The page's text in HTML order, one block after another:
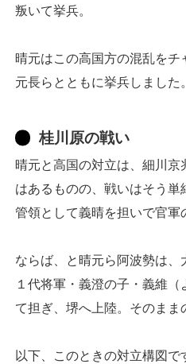
叛いて挙兵。
晴元はこの高国方の混乱を
元長らとともに挙兵しました。
桂川原の戦い
晴元と高国の対立は、細川
はあるものの、戦いはそう
管領として義晴を担いで官軍
ならば、と晴元ら阿波勢は、
１代将軍・義澄の子・義維
て担ぎ、堺へ上陸。そのまま
以下、このときの対立構図で